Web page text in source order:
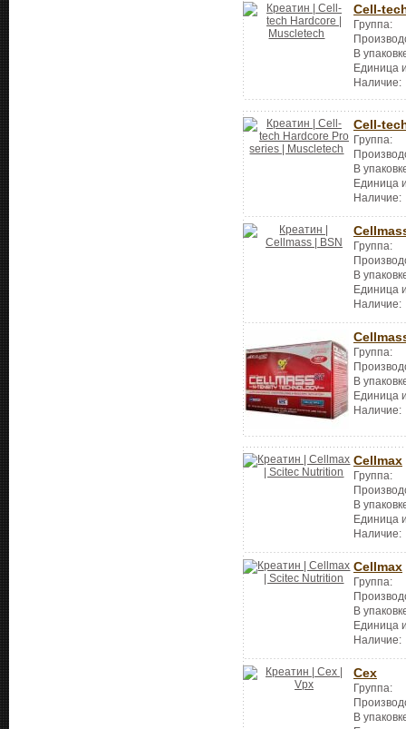
Cell-
Группа:
В
Единица
Наличие:
Cell-
Группа:
В
Единица
Наличие:
Группа:
В
Единица
Наличие:
Группа:
В
Единица
Наличие:
Cellmax
Группа:
В
Единица
Наличие:
Cellmax
Группа:
В
Единица
Наличие:
Cex
Группа:
В